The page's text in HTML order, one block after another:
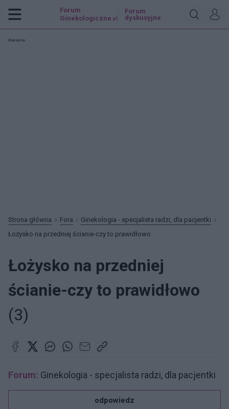
Forum
Ginekologiczne .pl
Forum
dyskusyjne
Reklama:
Strona główna Fora
Ginekologia - specjalista radzi, dla pacjentki
Łożysko na przedniej ścianie-czy to prawidłowo
Łożysko na przedniej
ścianie-czy to prawidłowo
(3)
Forum: Ginekologia - specjalista radzi, dla pacjentki
odpowiedz